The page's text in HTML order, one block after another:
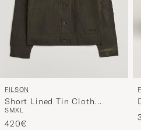
FILSON
Short Lined Tin Cloth
Cruiser Beluga
SMXL
420€